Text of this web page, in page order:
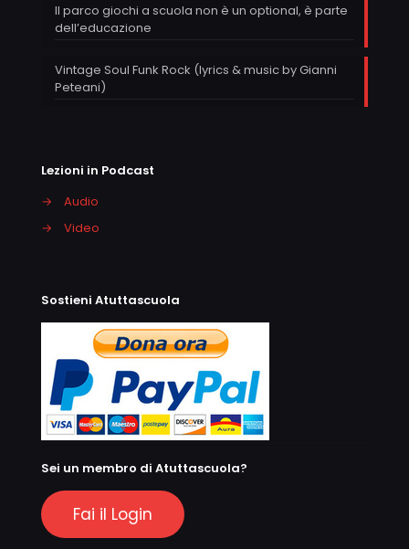
Il parco giochi a scuola non è un optional, è parte
dell’educazione
Vintage Soul Funk Rock (lyrics & music by Gianni
Peteani)
Lezioni in Podcast
→
Audio
→
Video
Sostieni Atuttascuola
Sei un membro di Atuttascuola?
Fai il Login